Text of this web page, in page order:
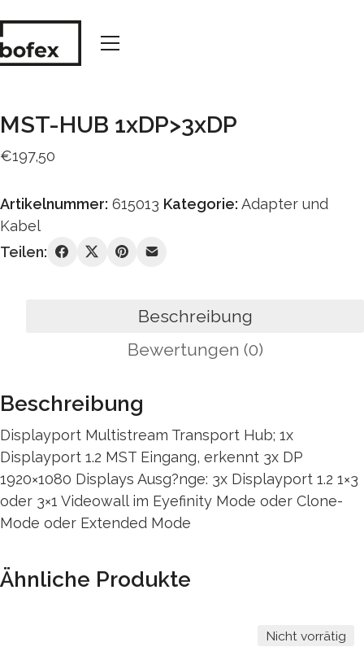
MST-HUB 1xDP>3xDP
€197,50
Artikelnummer: 615013 Kategorie: Adapter und
Kabel
Teilen:
Beschreibung
Bewertungen (0)
Beschreibung
Displayport Multistream Transport Hub; 1x
Displayport 1.2 MST Eingang, erkennt 3x DP
1920×1080 Displays Ausg?nge: 3x Displayport 1.2 1×3
oder 3×1 Videowall im Eyefinity Mode oder Clone-
Mode oder Extended Mode
Ähnliche Produkte
Nicht vorrätig